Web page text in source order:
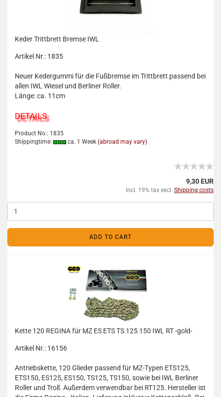
Keder Trittbrett Bremse IWL
Artikel Nr.: 1835
Neuer Kedergummi für die Fußbremse im Trittbrett passend bei
allen IWL Wiesel und Berliner Roller.
Länge: ca. 11cm
DETAILS
Product No.: 1835
Shippingtime:
ca. 1 Week (abroad may vary)
9,30 EUR
incl. 19% tax excl. Shipping costs
ADD TO CART
Kette 120 REGINA für MZ ES ETS TS 125 150 IWL RT -gold-
Artikel Nr.: 16156
Antriebskette, 120 Glieder passend für MZ-Typen ETS125,
ETS150, ES125, ES150, TS125, TS150, sowie bei IWL Berliner
Roller und Troll. Außerdem verwendbar bei RT125. Hersteller ist